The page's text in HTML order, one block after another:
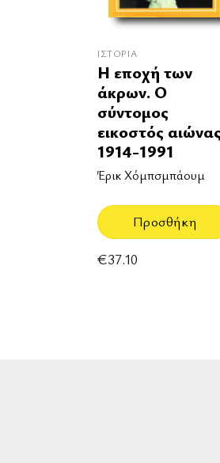
ΙΣΤΟΡΊΑ
Η εποχή των
άκρων. Ο
σύντομος
εικοστός αιώνας
1914-1991
Έρικ Χόμπσμπάουμ
Προσθήκη
€37.10